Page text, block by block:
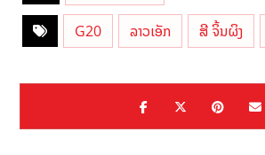
G20 ລາວເອັກ ສີ ຈິ້ນຜິງ